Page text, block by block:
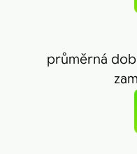
průměrná